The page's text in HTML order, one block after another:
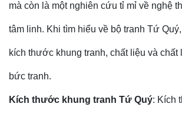
mà còn là một nghiên cứu tỉ mỉ về nghệ
tâm linh. Khi tìm hiểu về bộ tranh Tứ
kích thước khung tranh, chất liệu và
bức tranh.
Kích thước khung tranh Tứ Quý: Kích